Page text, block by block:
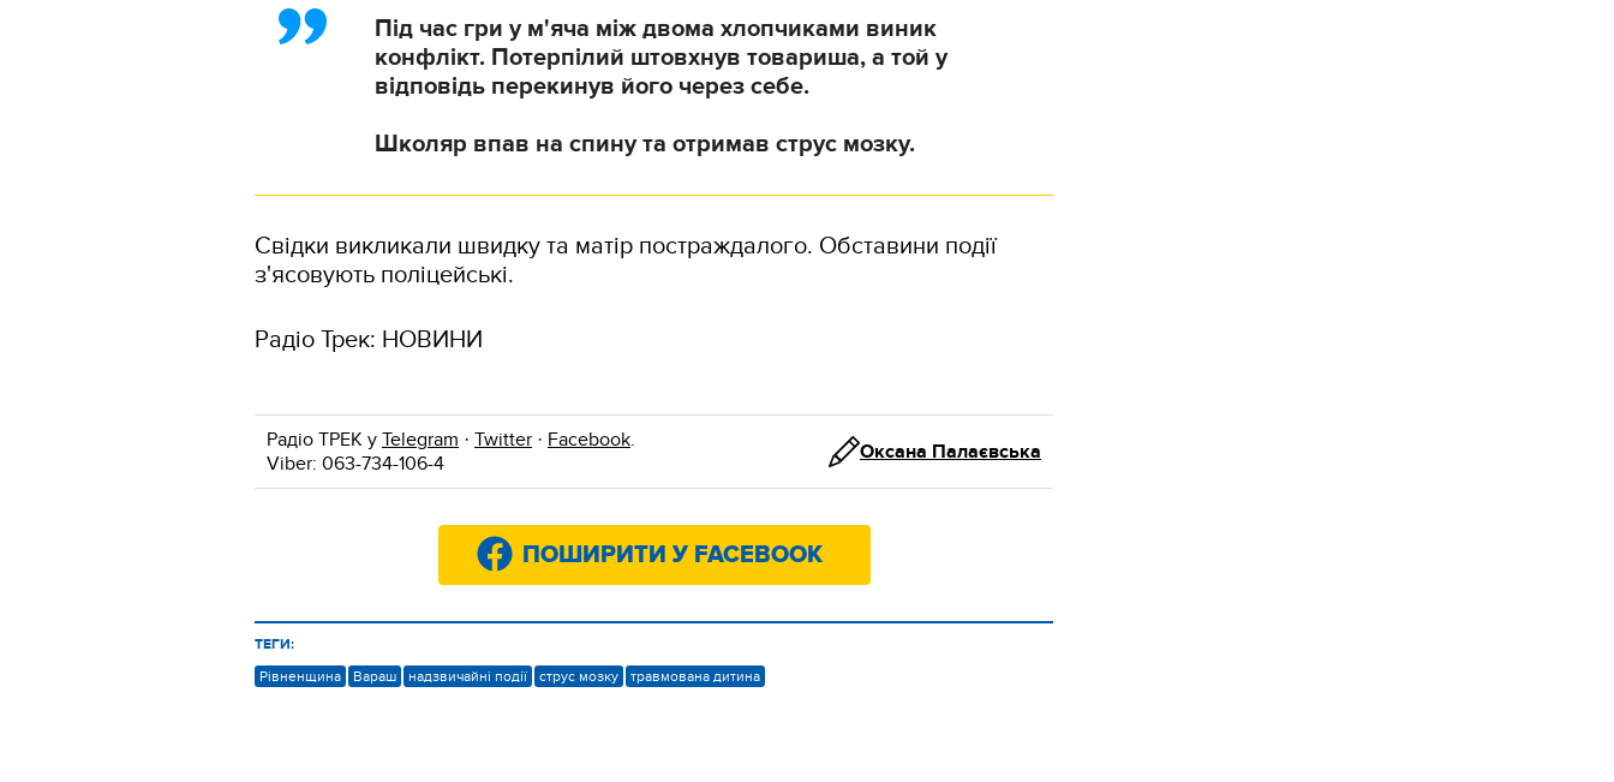
Під час гри у м'яча між двома хлопчиками виник
конфлікт. Потерпілий штовхнув товариша, а той у
відповідь перекинув його через себе.
Школяр впав на спину та отримав струс мозку.
Свідки викликали швидку та матір постраждалого. Обставини події
з'ясовують поліцейські.
Радіо Трек: НОВИНИ
Радіо ТРЕК у Telegram · Twitter · Facebook.
Viber: 063-734-106-4
Оксана Палаєвська
ПОШИРИТИ У FACEBOOK
ТЕГИ:
Рівненщина Вараш надзвичайні події струс мозку травмована дитина